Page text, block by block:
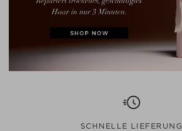
SCHNELLE LIEFERUNG